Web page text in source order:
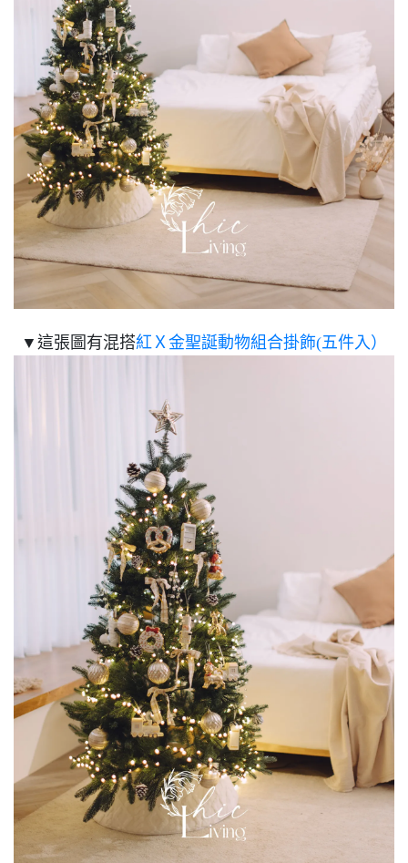
▼這張圖有混搭紅Ｘ金聖誕動物組合掛飾(五件入）